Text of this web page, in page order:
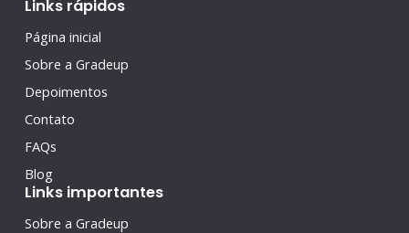
Links rápidos
Página inicial
Sobre a Gradeup
Depoimentos
Contato
FAQs
Blog
Links importantes
Sobre a Gradeup